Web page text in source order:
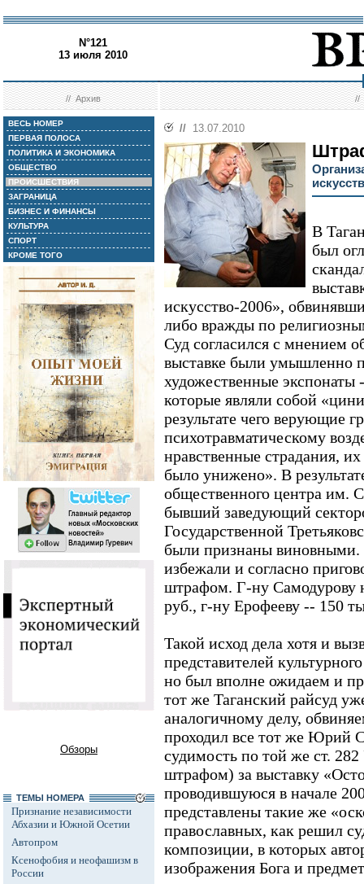
N°121
13 июля 2010
//Архив //
ВЕСЬ НОМЕР
ПЕРВАЯ ПОЛОСА
ПОЛИТИКА И ЭКОНОМИКА
ОБЩЕСТВО
ПРОИСШЕСТВИЯ
ЗАГРАНИЦА
БИЗНЕС И ФИНАНСЫ
КУЛЬТУРА
СПОРТ
КРОМЕ ТОГО
Обзоры
ТЕМЫ НОМЕРА
Признание независимости
Абхазии и Южной Осетии
Автопром
Ксенофобия и неофашизм в
России
// 13.07.2010
В
был
искусство-2006»,
либо вражды по
Суд согласился с мнением
выставке были умышленно
художественные
которые являли собой
результате чего верующие
психотравматическому
нравственные страдания,
было унижено». В
общественного центра им.
бывший заведующий
Государственной
были признаны
избежали и согласно
штрафом. Г-ну Самодурову
руб., г-ну Ерофееву -- 150
Такой исход дела хотя и
представителей
но был вполне ожидаем и
тот же Таганский райсуд
аналогичному делу,
проходил все тот же Юрий
судимость по той же ст.
штрафом) за выставку
проводившуюся в начале
представлены такие же
православных, как решил
композиции, в которых
изображения Бога и